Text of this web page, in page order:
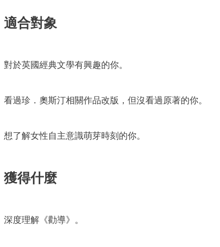
適合對象
對於英國經典文學有興趣的你。
看過珍．奧斯汀相關作品改版，但沒看過原著的你。
想了解女性自主意識萌芽時刻的你。
獲得什麼
深度理解《勸導》。